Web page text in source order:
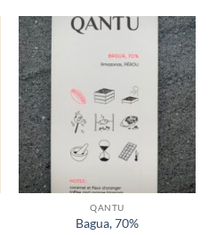
QANTU
Bagua, 70%